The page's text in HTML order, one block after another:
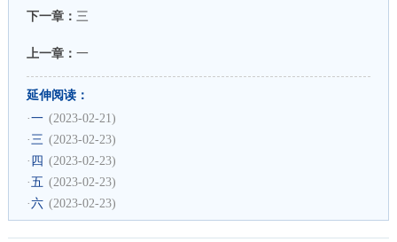
下一章： 三
上一章： 一
延伸阅读：
·一 (2023-02-21)
·三 (2023-02-23)
· 四 (2023-02-23)
·五 (2023-02-23)
·六 (2023-02-23)